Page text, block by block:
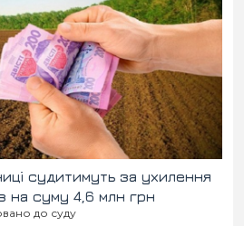
судитимуть за ухилення
на суму 4,6 млн грн
до суду